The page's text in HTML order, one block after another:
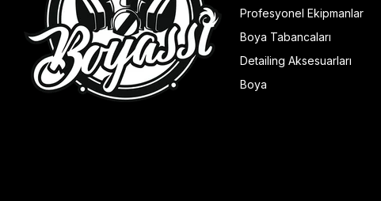
Profesyonel Ekipmanlar
Boya Tabancaları
Detailing Aksesuarları
Boya